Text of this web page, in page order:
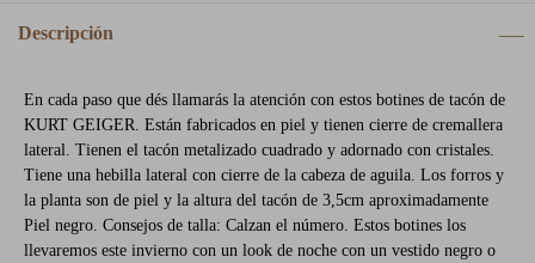
Descripción
En cada paso que dés llamarás la atención con estos botines de tacón de
KURT GEIGER. Están fabricados en piel y tienen cierre de cremallera
lateral. Tienen el tacón metalizado cuadrado y adornado con cristales.
Tiene una hebilla lateral con cierre de la cabeza de aguila. Los forros y
la planta son de piel y la altura del tacón de 3,5cm aproximadamente
Piel negro. Consejos de talla: Calzan el número. Estos botines los
llevaremos este invierno con un look de noche con un vestido negro o